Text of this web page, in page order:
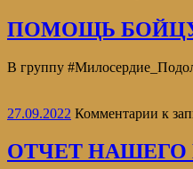
ПОМОЩЬ
В группу
27.09.2022 Комментарии к
ОТЧЕТ НАШЕГО